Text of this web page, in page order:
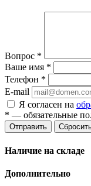
Вопрос *
Ваше имя *
Телефон *
E-mail
Я согласен на
* — обязательные
Отправить
Наличие на складе
Дополнительно